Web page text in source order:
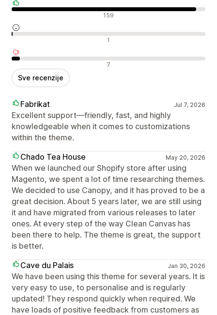
Pozitivne recenzije 159
Neutralne recenzije 1
Negativne recenzije 7
Sve recenzije
Fabrikat Jul 7, 2026
Excellent support—friendly, fast, and highly
knowledgeable when it comes to customizations
within the theme.
Chado Tea House
May 20, 2026
When we launched our Shopify store after using
Magento, we spent a lot of time researching themes.
We decided to use Canopy, and it has proved to be a
great decision. About 5 years later, we are still using
it and have migrated from various releases to later
ones. At every step of the way Clean Canvas has
been there to help. The theme is great, the support
is better.
Cave du Palais
Jan 30, 2026
We have been using this theme for several years. It is
very easy to use, to personalise and is regularly
updated! They respond quickly when required. We
have loads of positive feedback from customers as